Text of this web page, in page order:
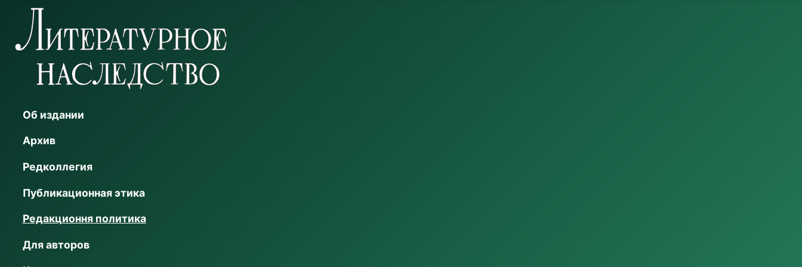
Об издании
Архив
Редколлегия
Публикационная этика
Редакционня политика
Для авторов